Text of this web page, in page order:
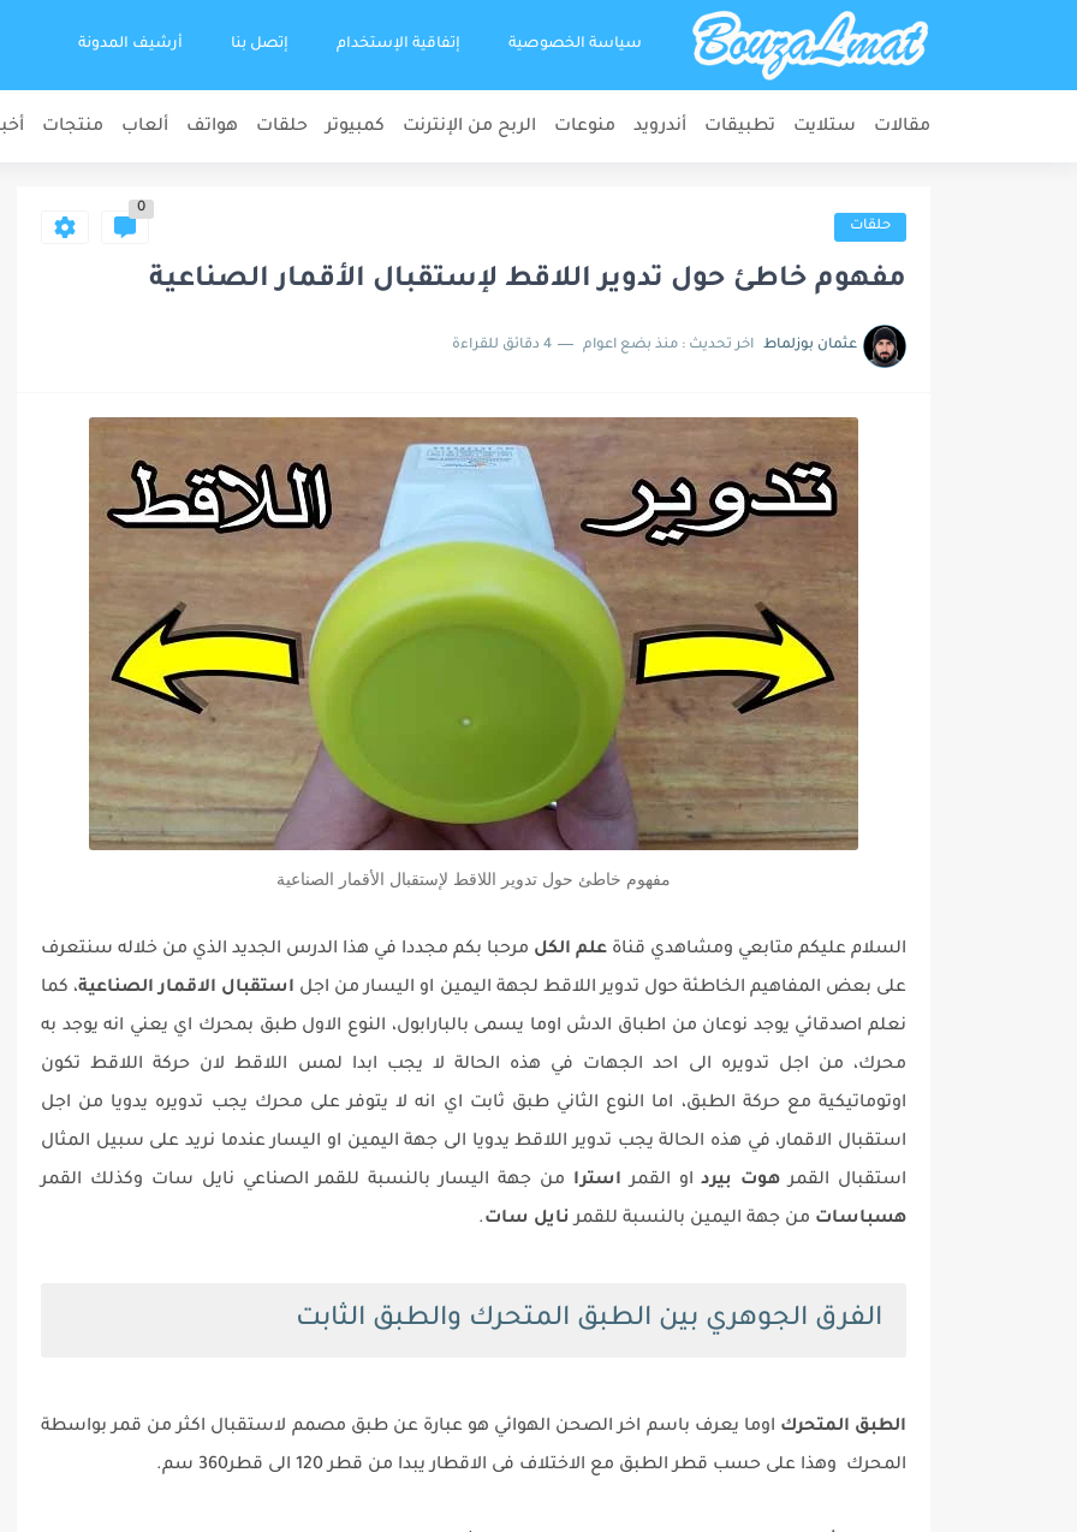
سياسة الخصوصية إتفاقية الإستخدام إتصل بنا أرشيف المدونة
مقالات ستلايت تطبيقات أندرويد منوعات الربح من الإنترنت كمبيوتر حلقات هواتف ألعاب منتجات
حلقات
0
مفهوم خاطئ حول تدوير اللاقط لإستقبال الأقمار الصناعية
عثمان بوزلماط اخر تحديث : منذ بضع اعوام 4 دقائق للقراءة
مفهوم خاطئ حول تدوير اللاقط لإستقبال الأقمار الصناعية
السلام عليكم متابعي ومشاهدي قناة علم الكل مرحبا بكم مجددا في هذا الدرس الجديد الذي من خلاله سنتعرف
على بعض المفاهيم الخاطئة حول تدوير اللاقط لجهة اليمين او اليسار من اجل استقبال الاقمار الصناعية، كما
نعلم اصدقائي يوجد نوعان من اطباق الدش اوما يسمى بالبارابول، النوع الاول طبق بمحرك اي يعني انه يوجد به
محرك، من اجل تدويره الى احد الجهات في هذه الحالة لا يجب ابدا لمس اللاقط لان حركة اللاقط تكون
اوتوماتيكية مع حركة الطبق، اما النوع الثاني طبق ثابت اي انه لا يتوفر على محرك يجب تدويره يدويا من اجل
استقبال الاقمار، في هذه الحالة يجب تدوير اللاقط يدويا الى جهة اليمين او اليسار عندما نريد على سبيل المثال
استقبال القمر هوت بيرداو القمر استرا من جهة اليسار بالنسبة للقمر الصناعي نايل سات وكذلك القمر
هسباسات من جهة اليمين بالنسبة للقمر نايل سات.
الفرق الجوهري بين الطبق المتحرك والطبق الثابت
الطبق المتحرك اوما يعرف باسم اخر الصحن الهوائي هو عبارة عن طبق مصمم لاستقبال اكثر من قمر بواسطة
المحرك وهذا على حسب قطر الطبق مع الاختلاف فى الاقطار يبدا من قطر 120 الى قطر360 سم.